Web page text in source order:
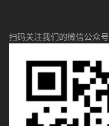
扫码关注我们的微信公众号